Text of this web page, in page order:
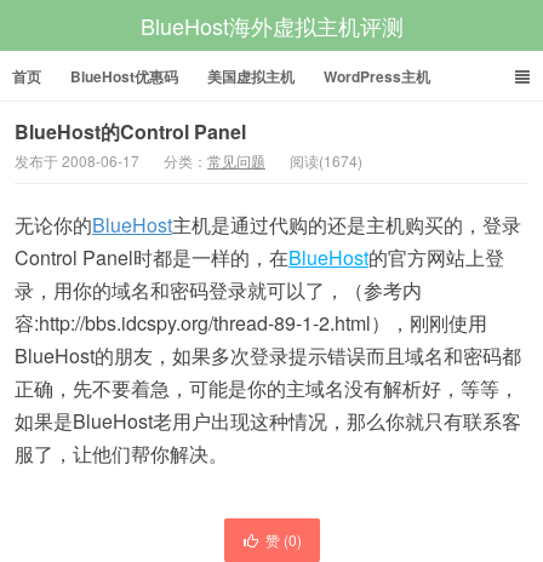
BlueHost海外虚拟主机评测
首页 BlueHost优惠码 美国虚拟主机 WordPress主机
美国VPS 美国服务器
BlueHost的Control Panel
发布于 2008-06-17 分类： 常见问题 阅读(1674)
无论你的BlueHost主机是通过代购的还是主机购买的，登录
Control Panel时都是一样的，在BlueHost的官方网站上登
录，用你的域名和密码登录就可以了，（参考内
容:http://bbs.idcspy.org/thread-89-1-2.html），刚刚使用
BlueHost的朋友，如果多次登录提示错误而且域名和密码都
正确，先不要着急，可能是你的主域名没有解析好，等等，
如果是BlueHost老用户出现这种情况，那么你就只有联系客
服了，让他们帮你解决。
赞 (0)